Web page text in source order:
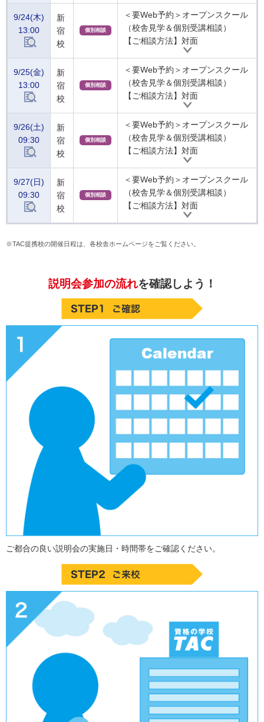
9/24(木)
13:00
新
宿
校
個別相談
＜要Web予約＞オープンスクール
（校舎見学＆個別受講相談）
【ご相談方法】対面
9/25(金)
13:00
新
宿
校
個別相談
＜要Web予約＞オープンスクール
（校舎見学＆個別受講相談）
【ご相談方法】対面
9/26(土)
09:30
新
宿
校
個別相談
＜要Web予約＞オープンスクール
（校舎見学＆個別受講相談）
【ご相談方法】対面
9/27(日)
09:30
新
宿
校
個別相談
＜要Web予約＞オープンスクール
（校舎見学＆個別受講相談）
【ご相談方法】対面
※TAC提携校の開催日程は、各校舎ホームページをご覧ください。
説明会参加の流れを確認しよう！
ご都合の良い説明会の実施日・時間帯をご確認ください。